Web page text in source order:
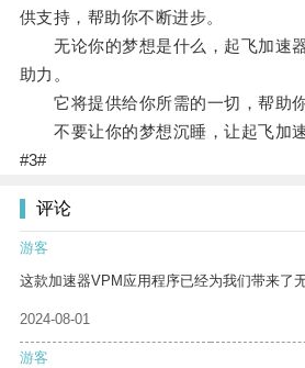
供支持，帮助你不断进步。
无论你的梦想是什么，起飞加速
助力。
它将提供给你所需的一切，帮助你
不要让你的梦想沉睡，让起飞加速
#3#
评论
游客
这款加速器VPM应用程序已经为我们带来了
2024-08-01
游客